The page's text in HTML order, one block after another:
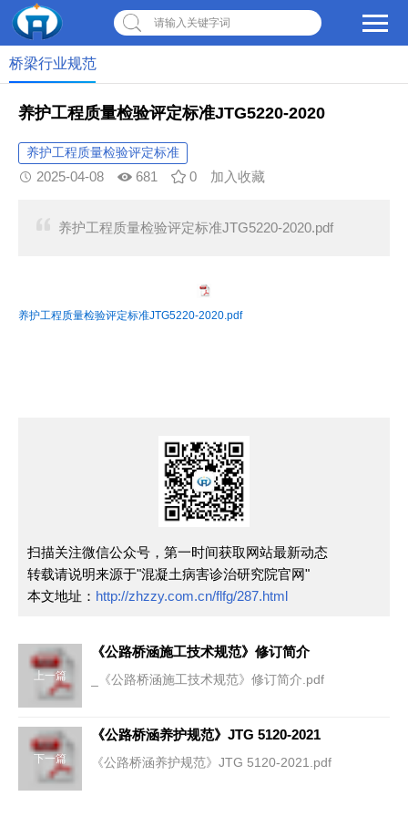
请输入关键字词
桥梁行业规范
养护工程质量检验评定标准JTG5220-2020
养护工程质量检验评定标准
2025-04-08 681 0 加入收藏
养护工程质量检验评定标准JTG5220-2020.pdf
养护工程质量检验评定标准JTG5220-2020.pdf
扫描关注微信公众号，第一时间获取网站最新动态
转载请说明来源于"混凝土病害诊治研究院官网"
本文地址： http://zhzzy.com.cn/flfg/287.html
上一篇
《公路桥涵施工技术规范》修订简介
_《公路桥涵施工技术规范》修订简介.pdf
下一篇
《公路桥涵养护规范》JTG 5120-2021
《公路桥涵养护规范》JTG 5120-2021.pdf